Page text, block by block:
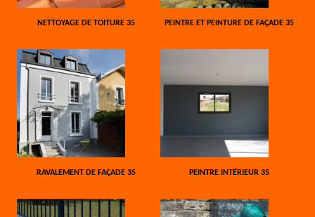
NETTOYAGE DE TOITURE 35 PEINTRE ET PEINTURE DE FAÇADE 35
RAVALEMENT DE FAÇADE 35 PEINTRE INTÉRIEUR 35